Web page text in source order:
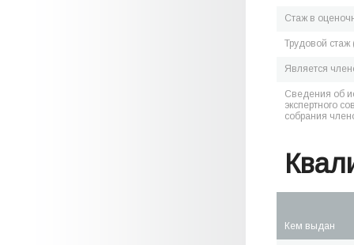
Стаж в
Трудовой стаж
Является
Сведения об
экспертного
собрания
Кем выдан